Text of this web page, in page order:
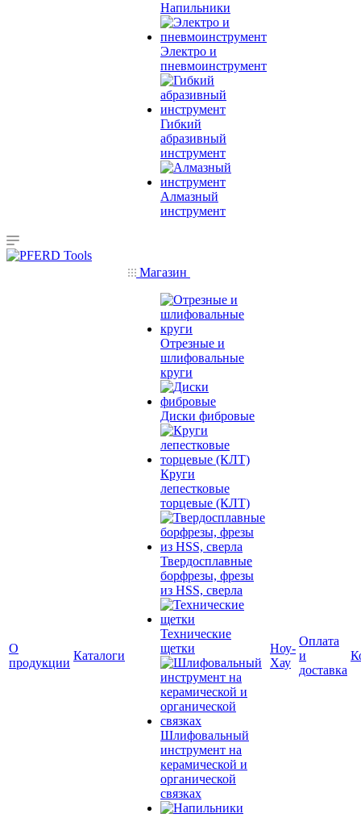
Напильники
Электро и
пневмоинструмент
Гибкий
абразивный
инструмент
Алмазный
инструмент
О
продукции
Каталоги
Магазин
Отрезные и
шлифовальные
круги
Диски фибровые
Круги
лепестковые
торцевые (КЛТ)
Твердосплавные
борфрезы, фрезы
из HSS, сверла
Технические
щетки
Шлифовальный
инструмент на
керамической и
органической
связках
Ноу-
Хау
Оплата
и
доставка